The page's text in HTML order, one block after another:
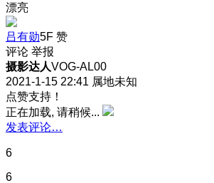
漂亮
吕有勋5F 赞
评论 举报
摄影达人VOG-AL00
2021-1-15 22:41 属地未知
点赞支持！
正在加载, 请稍候...
发表评论…
6
6